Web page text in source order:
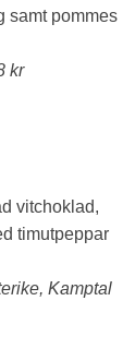
samt pommes
kr
vitchoklad,
timutpeppar
Kamptal